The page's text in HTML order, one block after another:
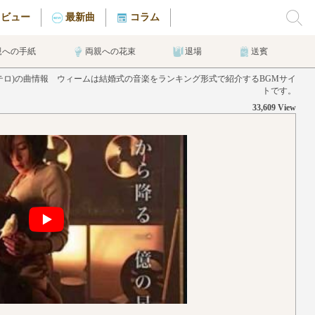
ュー 最新曲 コラム
への手紙 両親への花束 退場 送賓
ロ)の曲情報 ウィームは結婚式の音楽をランキング形式で紹介するBGMサイ
トです。
33,609 View